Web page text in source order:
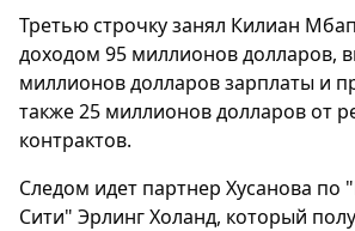
Третью строчку занял Килиан
доходом 95 миллионов долларов,
миллионов долларов зарплаты и
также 25 миллионов долларов от
контрактов.
Следом идет партнер Хусанова по
Сити" Эрлинг Холанд, который